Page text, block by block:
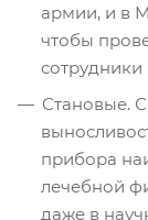
армии, и в
чтобы
сотрудники
Становые.
прибора
лечебной
даже в